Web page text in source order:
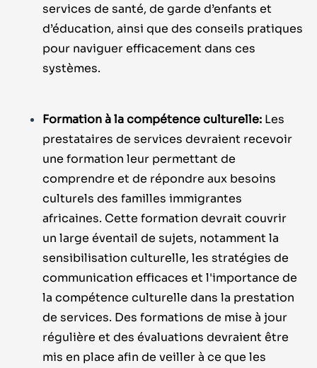
services de santé, de garde d’enfants et
d’éducation, ainsi que des conseils pratiques
pour naviguer efficacement dans ces
systèmes.
Formation à la compétence culturelle: Les
prestataires de services devraient recevoir
une formation leur permettant de
comprendre et de répondre aux besoins
culturels des familles immigrantes
africaines. Cette formation devrait couvrir
un large éventail de sujets, notamment la
sensibilisation culturelle, les stratégies de
communication efficaces et l'importance de
la compétence culturelle dans la prestation
de services. Des formations de mise à jour
régulière et des évaluations devraient être
mis en place afin de veiller à ce que les